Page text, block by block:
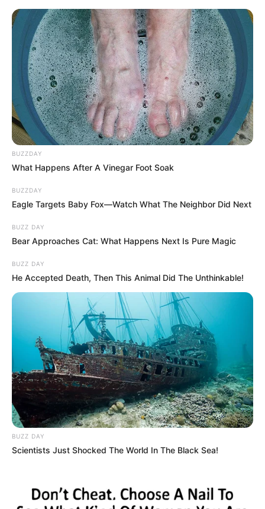
BUZZDAY
What Happens After A Vinegar Foot Soak
BUZZDAY
Eagle Targets Baby Fox—Watch What The Neighbor Did Next
BUZZ DAY
Bear Approaches Cat: What Happens Next Is Pure Magic
BUZZ DAY
He Accepted Death, Then This Animal Did The Unthinkable!
BUZZ DAY
Scientists Just Shocked The World In The Black Sea!